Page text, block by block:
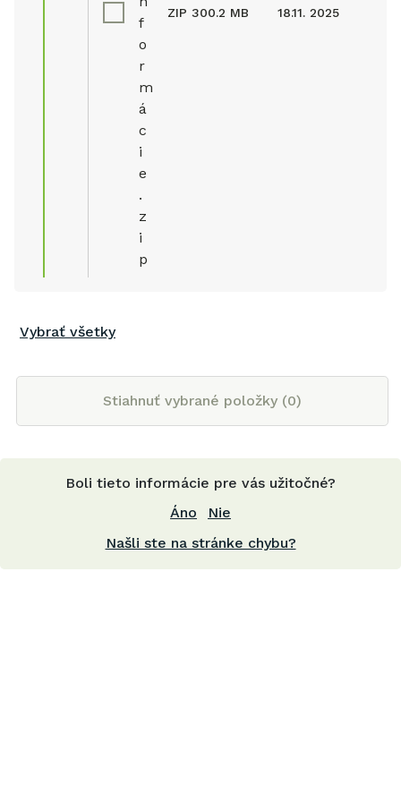
f
o
r
m
á
c
i
e
.
z
i
p
ZIP 300.2 MB 18.11. 2025
Vybrať všetky
Stiahnuť vybrané položky (0)
Boli tieto informácie pre vás užitočné?
Áno
Nie
Našli ste na stránke chybu?